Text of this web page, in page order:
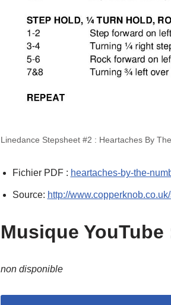
Linedance Stepsheet #2 : Heartaches By
Fichier PDF : heartaches-by-the-
Source: http://
Musique YouTube
non disponible